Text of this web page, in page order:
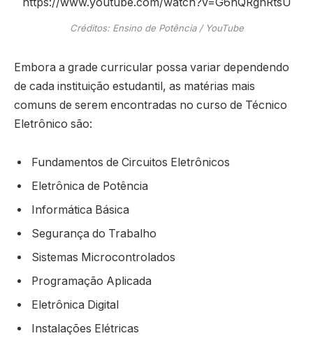
Créditos: Ensino de Potência / YouTube
Embora a grade curricular possa variar dependendo
de cada instituição estudantil, as matérias mais
comuns de serem encontradas no curso de Técnico
Eletrônico são:
Fundamentos de Circuitos Eletrônicos
Eletrônica de Potência
Informática Básica
Segurança do Trabalho
Sistemas Microcontrolados
Programação Aplicada
Eletrônica Digital
Instalações Elétricas